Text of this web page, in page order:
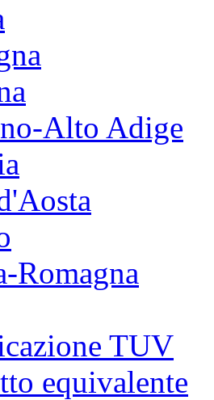
Alto Adige
Romagna
TUV
equivalente